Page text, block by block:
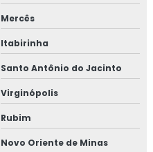
Mercês
Itabirinha
Santo Antônio do Jacinto
Virginópolis
Rubim
Novo Oriente de Minas